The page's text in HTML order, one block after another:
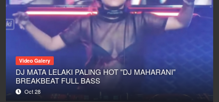
Video Galery
DJ MATA LELAKI PALING HOT "DJ MAHARANI"
BREAKBEAT FULL BASS
Oct 28